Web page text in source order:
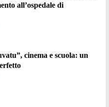
all’ospedale di
cinema e scuola: un